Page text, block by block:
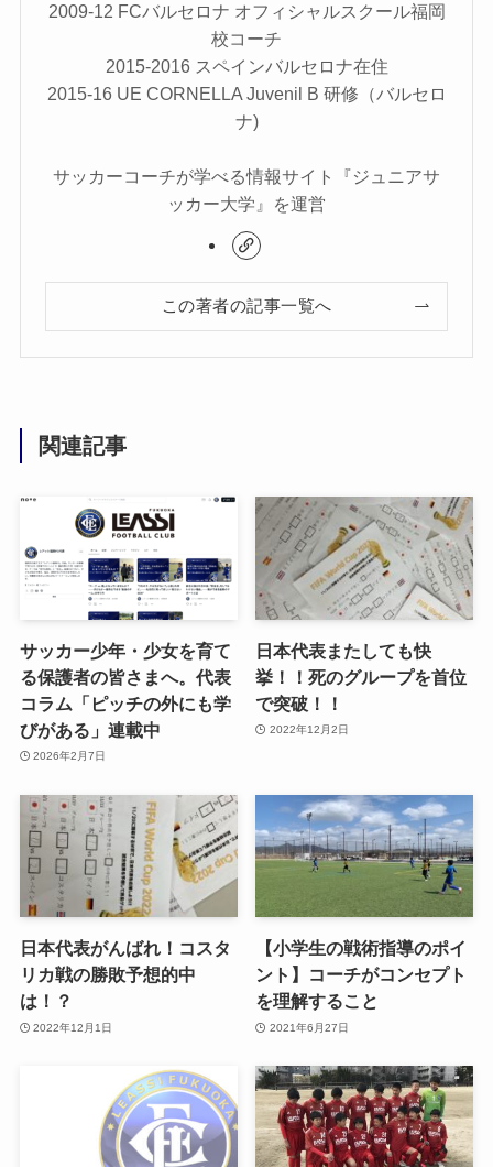
2009-12 FCバルセロナ オフィシャルスクール福岡
校コーチ
2015-2016 スペインバルセロナ在住
2015-16 UE CORNELLA Juvenil B 研修（バルセロ
ナ)
サッカーコーチが学べる情報サイト『ジュニアサ
ッカー大学』を運営
この著者の記事一覧へ
関連記事
サッカー少年・少女を育て
る保護者の皆さまへ。代表
コラム「ピッチの外にも学
びがある」連載中
2026年2月7日
日本代表またしても快
挙！！死のグループを首位
で突破！！
2022年12月2日
日本代表がんばれ！コスタ
リカ戦の勝敗予想的中
は！？
2022年12月1日
【小学生の戦術指導のポイ
ント】コーチがコンセプト
を理解すること
2021年6月27日